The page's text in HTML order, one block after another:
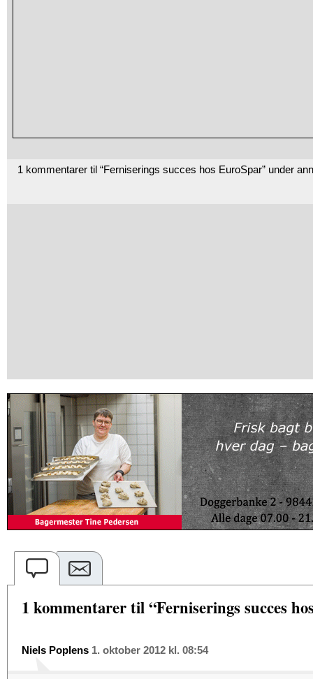
1 kommentarer til “Ferniserings succes hos EuroSpar” under
1 kommentarer til “Ferniserings succes
Niels Poplens 1. oktober 2012 kl. 08:54